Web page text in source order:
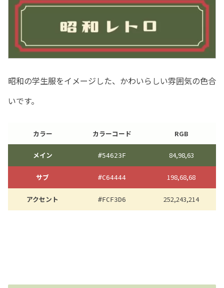
昭和の学生服をイメージした、かわいらしい雰囲気の色合
いです。
カラー カラーコード RGB
メイン #54623F 84,98,63
サブ #C64444 198,68,68
アクセント #FCF3D6 252,243,214